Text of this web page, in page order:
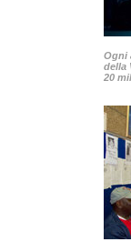
Ogni
della
20